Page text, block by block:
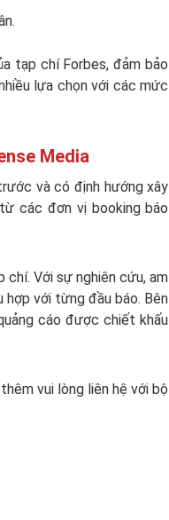
tạp chí Forbes, đảm bảo
lựa chọn với các mức
Media
và có định hướng xây
các đơn vị booking báo
chí. Với sự nghiên cứu, am
hợp với từng đầu báo. Bên
cáo được chiết khấu
vui lòng liên hệ với bộ